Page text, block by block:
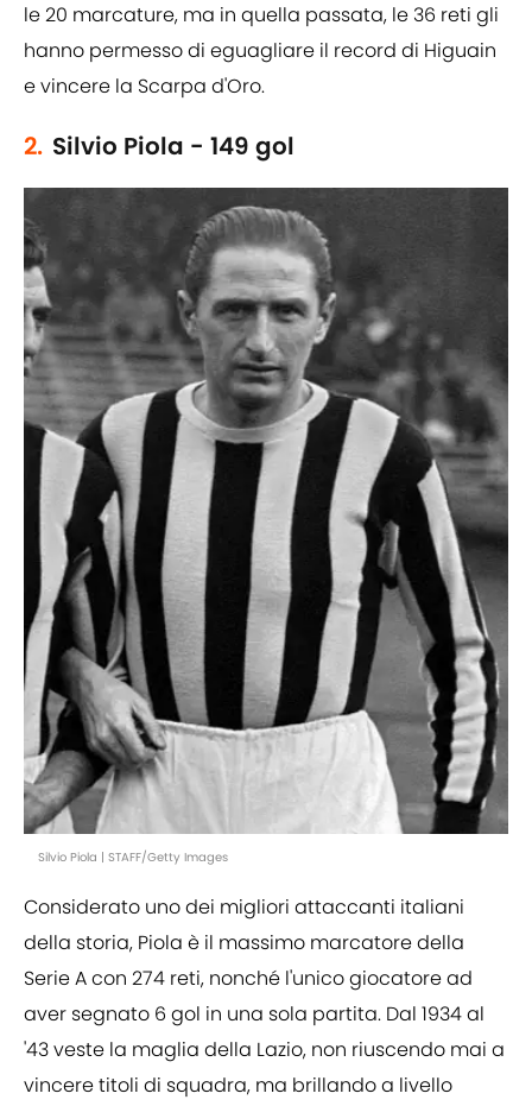
le 20 marcature, ma in quella passata, le 36 reti gli
hanno permesso di eguagliare il record di Higuain
e vincere la Scarpa d'Oro.
2. Silvio Piola - 149 gol
Silvio Piola | STAFF/Getty Images
Considerato uno dei migliori attaccanti italiani
della storia, Piola è il massimo marcatore della
Serie A con 274 reti, nonché l'unico giocatore ad
aver segnato 6 gol in una sola partita. Dal 1934 al
'43 veste la maglia della Lazio, non riuscendo mai a
vincere titoli di squadra, ma brillando a livello